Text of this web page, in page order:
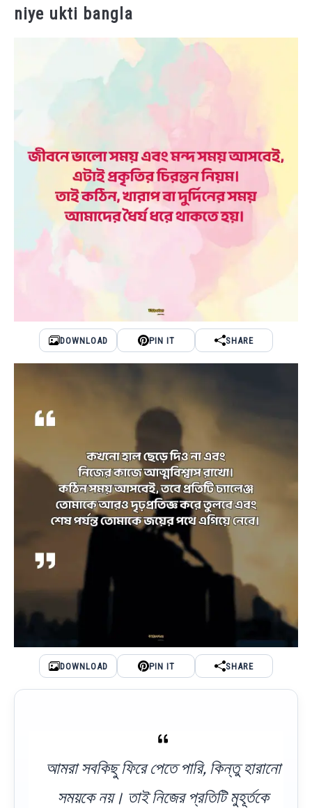
niye ukti bangla
DOWNLOAD PIN IT SHARE
DOWNLOAD PIN IT SHARE
আমরা সবকিছু ফিরে পেতে পারি, কিন্তু হারানো
সময়কে নয়। তাই নিজের প্রতিটি মুহূর্তকে